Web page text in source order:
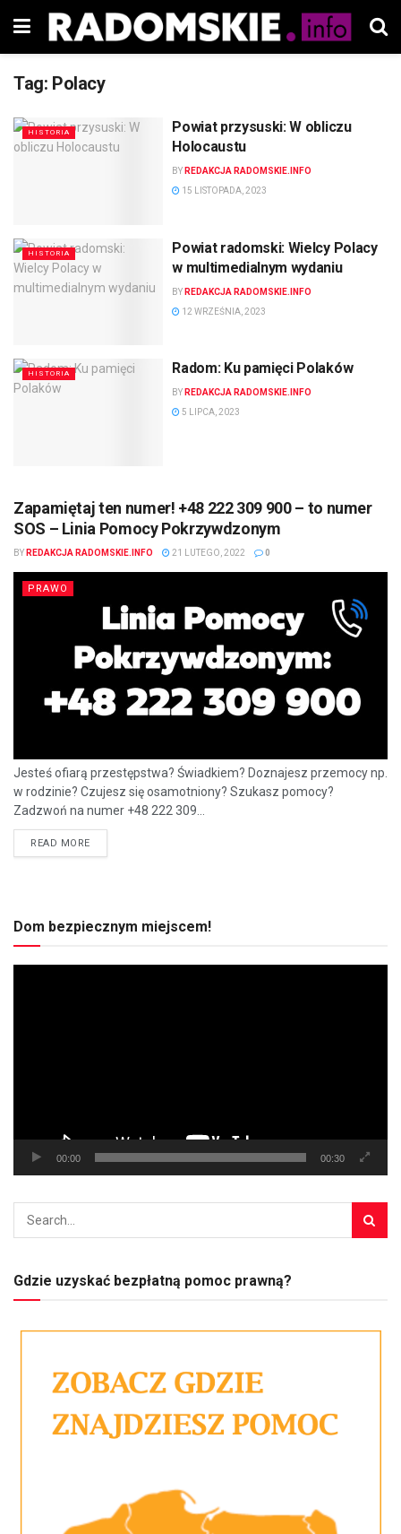
Tag: Polacy
HISTORIA
Powiat przysuski: W obliczu
Holocaustu
BY REDAKCJA RADOMSKIE.INFO
15 LISTOPADA, 2023
HISTORIA
Powiat radomski: Wielcy Polacy
w multimedialnym wydaniu
BY REDAKCJA RADOMSKIE.INFO
12 WRZEŚNIA, 2023
HISTORIA Radom: Ku pamięci Polaków
BY REDAKCJA RADOMSKIE.INFO
5 LIPCA, 2023
Zapamiętaj ten numer! +48 222 309 900 – to numer
SOS – Linia Pomocy Pokrzywdzonym
BY REDAKCJA RADOMSKIE.INFO 21 LUTEGO, 2022 0
PRAWO
Jesteś ofiarą przestępstwa? Świadkiem? Doznajesz przemocy np.
w rodzinie? Czujesz się osamotniony? Szukasz pomocy?
Zadzwoń na numer +48 222 309...
READ MORE
Dom bezpiecznym miejscem!
00:00 00:30
Gdzie uzyskać bezpłatną pomoc prawną?